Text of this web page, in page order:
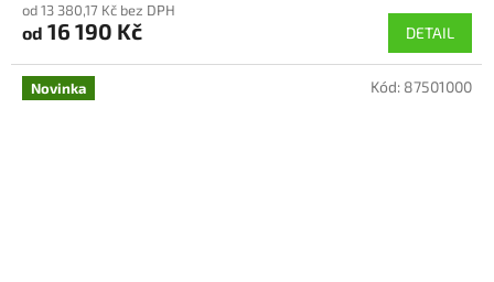
produktu
je
z
5
od 13 380,17 Kč bez DPH
od 16 190 Kč DETAIL
Novinka Kód: 87501000